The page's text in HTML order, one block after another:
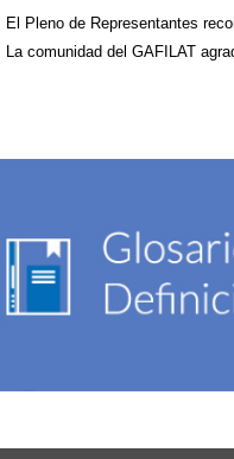
El Pleno de Representantes
La comunidad del GAFILAT